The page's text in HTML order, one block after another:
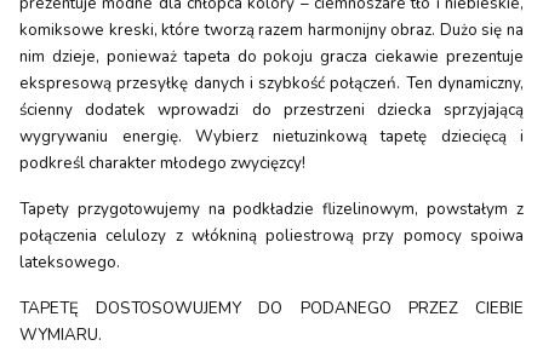
komiksowe kreski, które tworzą razem harmonijny obraz. Dużo się na
nim dzieje, ponieważ tapeta do pokoju gracza ciekawie prezentuje
ekspresową przesyłkę danych i szybkość połączeń. Ten dynamiczny,
ścienny dodatek wprowadzi do przestrzeni dziecka sprzyjającą
wygrywaniu energię. Wybierz nietuzinkową tapetę dziecięcą i
podkreśl charakter młodego zwycięzcy!
Tapety przygotowujemy na podkładzie flizelinowym, powstałym z
połączenia celulozy z włókniną poliestrową przy pomocy spoiwa
lateksowego.
TAPETĘ DOSTOSOWUJEMY DO PODANEGO PRZEZ CIEBIE
WYMIARU.